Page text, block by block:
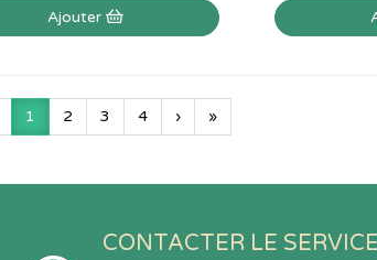
Ajouter
1 2 3 4 › »
CONTACTER LE